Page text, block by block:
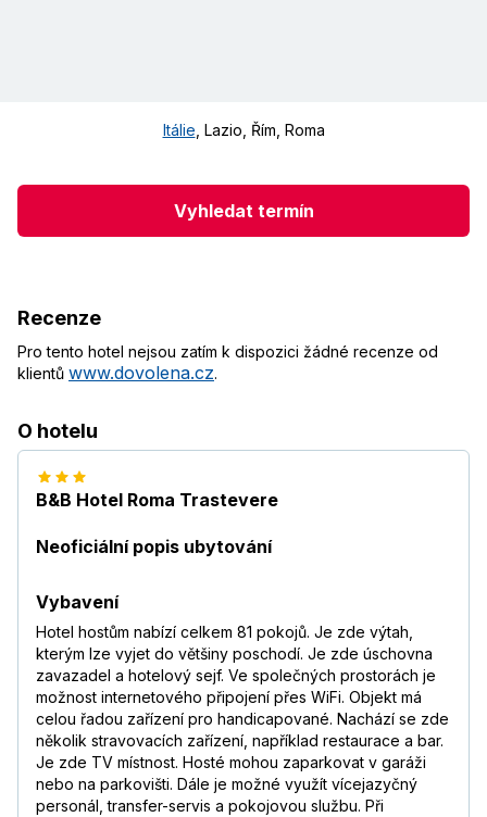
Itálie Lazio, Řím Roma
Vyhledat termín
Recenze
Pro tento hotel nejsou zatím k dispozici žádné recenze od
klientů www.dovolena.cz.
O hotelu
B&B Hotel Roma Trastevere
Neoficiální popis ubytování
Vybavení
Hotel hostům nabízí celkem 81 pokojů. Je zde výtah,
kterým lze vyjet do většiny poschodí. Je zde úschovna
zavazadel a hotelový sejf. Ve společných prostorách je
možnost internetového připojení přes WiFi. Objekt má
celou řadou zařízení pro handicapované. Nachází se zde
několik stravovacích zařízení, například restaurace a bar.
Je zde TV místnost. Hosté mohou zaparkovat v garáži
nebo na parkovišti. Dále je možné využít vícejazyčný
personál, transfer-servis a pokojovou službu. Při